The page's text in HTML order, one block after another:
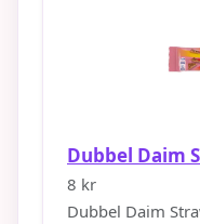
Dubbel Daim
8 kr
Dubbel Daim